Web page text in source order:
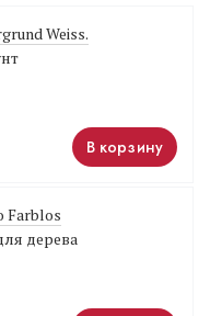
Weiss.
В корзину
Farblos
дерева